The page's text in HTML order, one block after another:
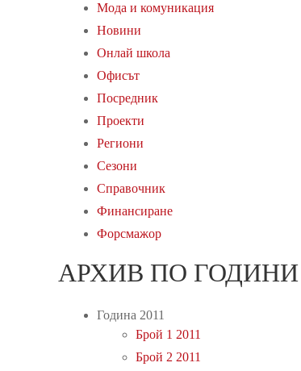
Мода и комуникация
Новини
Онлай школа
Офисът
Посредник
Проекти
Региони
Сезони
Справочник
Финансиране
Форсмажор
АРХИВ ПО ГОДИНИ
Година 2011
Брой 1 2011
Брой 2 2011